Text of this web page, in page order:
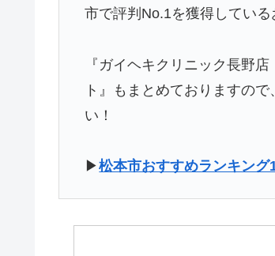
市で評判No.1を獲得してい
『ガイヘキクリニック長野
ト』もまとめておりますの
い！
▶松本市おすすめランキン